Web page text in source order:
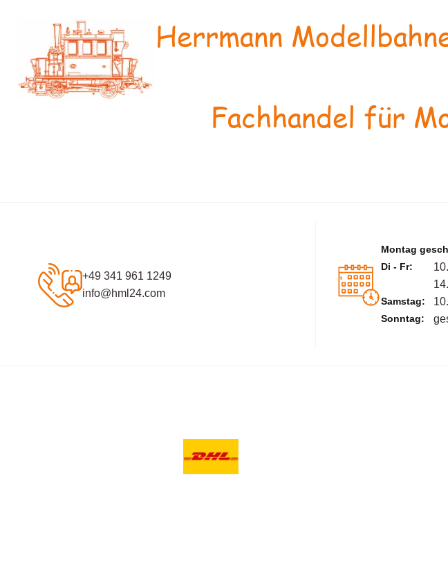
Herrmann
Fachhandel für
+49 341 961 1249
info@hml24.com
Montag
Di - Fr:
Samstag:
Sonntag: